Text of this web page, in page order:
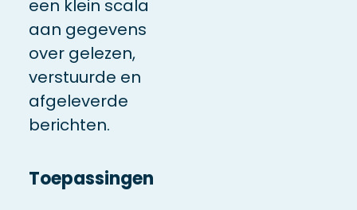
een klein scala
aan gegevens
over gelezen,
verstuurde en
afgeleverde
berichten.
Toepassingen